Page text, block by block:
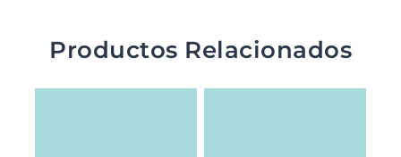
Productos Relacionados